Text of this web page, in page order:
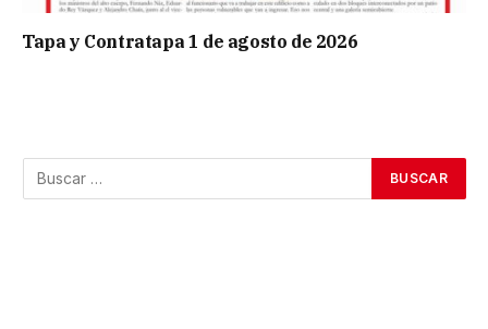
Tapa y Contratapa 1 de agosto de 2026